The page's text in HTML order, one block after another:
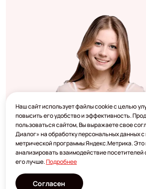
Наш сайт использует файлы cookie с целью
повысить его удобство и эффективность.
пользоваться сайтом, Вы выражаете свое
Диалог» на обработку персональных данных
метрической программы Яндекс.Метрика. Это
анализировать взаимодействие посетителей
его лучше.Подробнее
Согласен